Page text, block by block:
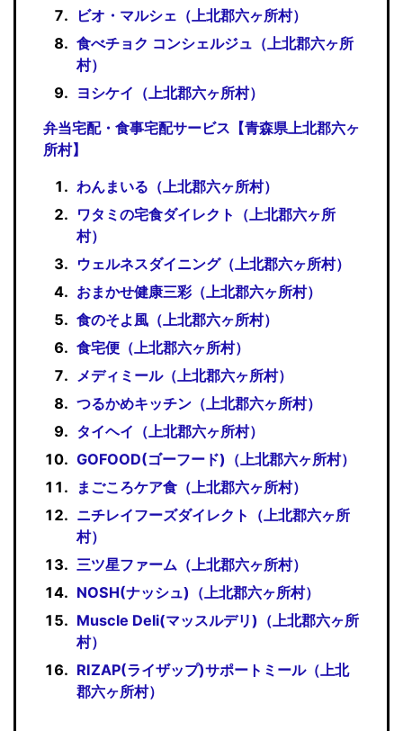
ビオ・マルシェ（上北郡六ヶ所村）
食べチョク コンシェルジュ（上北郡六ヶ所
村）
ヨシケイ（上北郡六ヶ所村）
弁当宅配・食事宅配サービス【青森県上北郡六ヶ
所村】
わんまいる（上北郡六ヶ所村）
ワタミの宅食ダイレクト（上北郡六ヶ所
村）
ウェルネスダイニング（上北郡六ヶ所村）
おまかせ健康三彩（上北郡六ヶ所村）
食のそよ風（上北郡六ヶ所村）
食宅便（上北郡六ヶ所村）
メディミール（上北郡六ヶ所村）
つるかめキッチン（上北郡六ヶ所村）
タイヘイ（上北郡六ヶ所村）
GOFOOD(ゴーフード)（上北郡六ヶ所村）
まごころケア食（上北郡六ヶ所村）
ニチレイフーズダイレクト（上北郡六ヶ所
村）
三ツ星ファーム（上北郡六ヶ所村）
NOSH(ナッシュ)（上北郡六ヶ所村）
Muscle Deli(マッスルデリ)（上北郡六ヶ所
村）
RIZAP(ライザップ)サポートミール（上北
郡六ヶ所村）